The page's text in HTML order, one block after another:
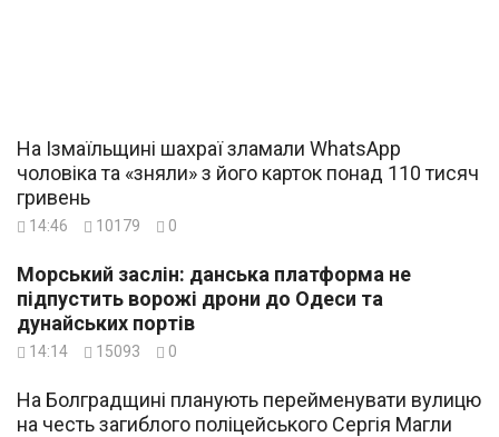
На Ізмаїльщині шахраї зламали WhatsApp
чоловіка та «зняли» з його карток понад 110 тисяч
гривень
14:46 10179 0
Морський заслін: данська платформа не
підпустить ворожі дрони до Одеси та
дунайських портів
14:14 15093 0
На Болградщині планують перейменувати вулицю
на честь загиблого поліцейського Сергія Магли